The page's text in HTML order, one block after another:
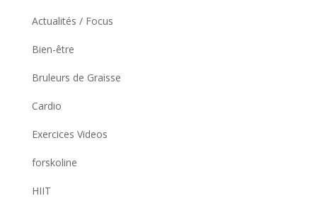
Actualités / Focus
Bien-être
Bruleurs de Graisse
Cardio
Exercices Videos
forskoline
HIIT